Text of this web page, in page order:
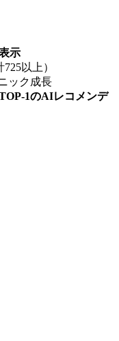
示
725以上）
ック成長
1のAIレコメンデ